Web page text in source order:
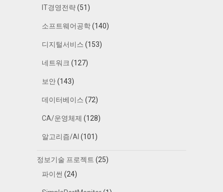
IT경영전략(51)
소프트웨어공학(140)
디지털서비스 (153)
네트워크 (127)
보안(143)
데이터베이스 (72)
CA/운영체제 (128)
알고리즘/AI (101)
정보기술 프로젝트 (25)
파이썬 (24)